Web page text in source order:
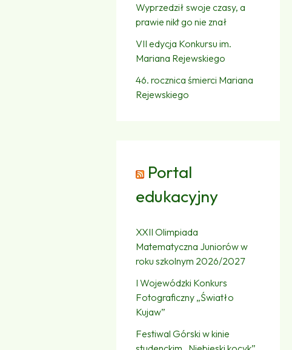
Wyprzedził swoje czasy, a
prawie nikt go nie znał
VII edycja Konkursu im.
Mariana Rejewskiego
46. rocznica śmierci Mariana
Rejewskiego
Portal
edukacyjny
XXII Olimpiada
Matematyczna Juniorów w
roku szkolnym 2026/2027
I Wojewódzki Konkurs
Fotograficzny „Światło
Kujaw”
Festiwal Górski w kinie